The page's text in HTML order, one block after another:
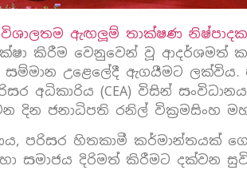
ඇඟලූම් තාක්ෂණ නිෂ්පාදකයා
කිරීම වෙනුවෙන් වූ ආදර්ශමත්
උළෙලේදී ඇගයීමට ලක්විය.
අධිකාරිය (CEA) විසින්
වන දින ජනාධිපති රනිල් වික‍්‍රමසිංහ
පරිසර හිතකාමී කර්මාන්තයක්
සමාජය දිරිමත් කිරීමට දක්වන